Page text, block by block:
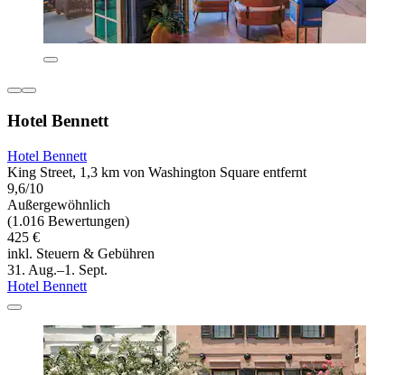
Hotel Bennett
Hotel Bennett
King Street, 1,3 km von Washington Square entfernt
9,6/10
Außergewöhnlich
(1.016 Bewertungen)
425 €
inkl. Steuern & Gebühren
31. Aug.–1. Sept.
Hotel Bennett